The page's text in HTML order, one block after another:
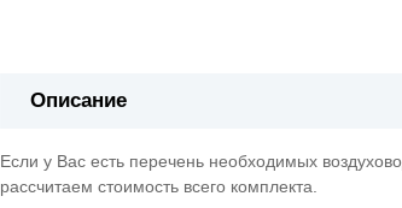
Описание
Если у Вас есть перечень необходимых
рассчитаем стоимость всего комплекта.